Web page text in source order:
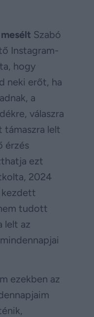
Szabó
Instagram-
hogy
neki erőt, ha
a
válaszra
támaszra lelt
érzés
ezt
2024
kezdett
tudott
lelt az
ezekben az